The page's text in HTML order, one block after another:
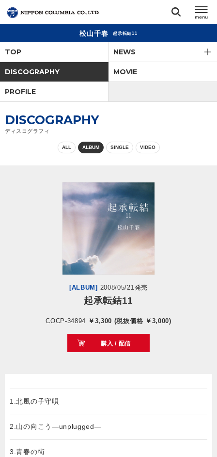
閉じる
アーティスト
ジャンル
閉じる
松山千春 起承転結11
TOP NEWS
DISCOGRAPHY MOVIE
PROFILE
DISCOGRAPHY
ディスコグラフィ
ALL ALBUM SINGLE VIDEO
[ALBUM] 2008/05/21発売
起承転結11
COCP-34894 ￥3,300 (税抜価格 ￥3,000)
購入 / 配信
1.北風の子守唄
2.山の向こう―unplugged―
3.青春の街